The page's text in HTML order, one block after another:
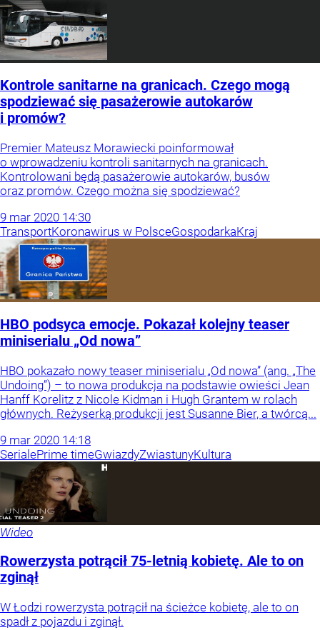
Kontrole sanitarne na granicach. Czego mogą
spodziewać się pasażerowie autokarów
i promów?
Premier Mateusz Morawiecki poinformował
o wprowadzeniu kontroli sanitarnych na granicach.
Kontrolowani będą pasażerowie autokarów, busów
oraz promów. Czego można się spodziewać?
9 mar 2020 14:30
TransportKoronawirus w PolsceGospodarkaKraj
HBO podsyca emocje. Pokazał kolejny teaser
miniserialu „Od nowa”
HBO pokazało nowy teaser miniserialu „Od nowa” (ang. „The
Undoing”) – to nowa produkcja na podstawie owieści Jean
Hanff Korelitz z Nicole Kidman i Hugh Grantem w rolach
głównych. Reżyserką produkcji jest Susanne Bier, a twórcą...
9 mar 2020 14:18
SerialePrime timeGwiazdyZwiastunyKultura
Wideo
Rowerzysta potrącił 75-letnią kobietę. Ale to on
zginął
W Łodzi rowerzysta potrącił na ścieżce kobietę, ale to on
spadł z pojazdu i zginął.